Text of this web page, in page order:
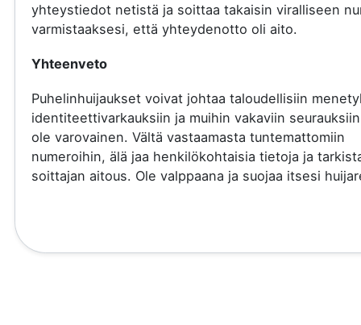
yhteystiedot netistä ja soittaa takaisin viralliseen
varmistaaksesi, että yhteydenotto oli aito.
Yhteenveto
Puhelinhuijaukset voivat johtaa taloudellisiin
identiteettivarkauksiin ja muihin vakaviin
ole varovainen. Vältä vastaamasta tuntemattomiin
numeroihin, älä jaa henkilökohtaisia tietoja ja
soittajan aitous. Ole valppaana ja suojaa itsesi